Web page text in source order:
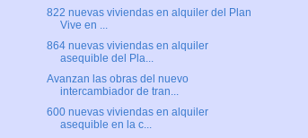
822 nuevas viviendas en alquiler del Plan
Vive en ...
864 nuevas viviendas en alquiler
asequible del Pla...
Avanzan las obras del nuevo
intercambiador de tran...
600 nuevas viviendas en alquiler
asequible en la c...